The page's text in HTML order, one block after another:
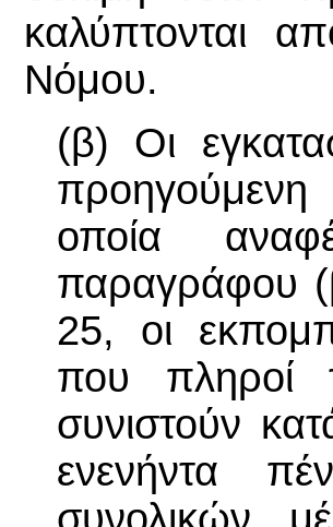
καλύπτονται
Νόμου.
(β) Οι
προηγούμενη
οποία
παραγράφου
25, οι
που πληροί
συνιστούν
ενενήντα